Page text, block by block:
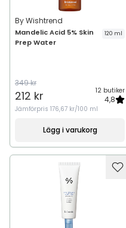
By Wishtrend
Mandelic Acid 5% Skin
Prep Water
120 ml
349 kr
212 kr 12 butiker
4,8
Jämförpris 176,67 kr/100 ml
Lägg i varukorg